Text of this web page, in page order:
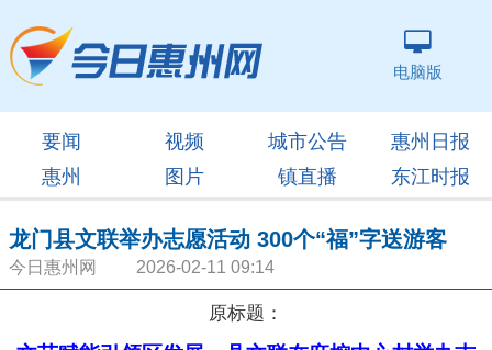
电脑版
要闻 视频 城市公告
惠州日报
惠州
图片 镇直播 东江时报
龙门县文联举办志愿活动 300个“福”字送游客
今日惠州网 2026-02-11 09:14
原标题：